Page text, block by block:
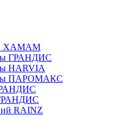
ХАМАМ
ГРАНДИС
HARVIA
ПАРОМАКС
RAINZ